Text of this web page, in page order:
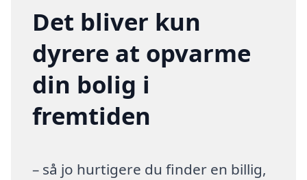
Det bliver kun
dyrere at opvarme
din bolig i
fremtiden
– så jo hurtigere du finder en billig,